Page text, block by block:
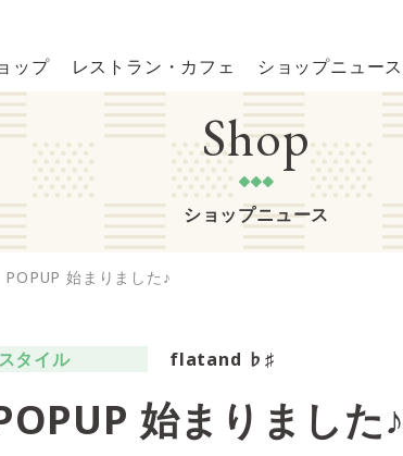
ップ レストラン・カフェ ショップニュース
Shop
ショップニュース
POPUP 始まりました♪
タイル flatand ♭♯
始まりました♪